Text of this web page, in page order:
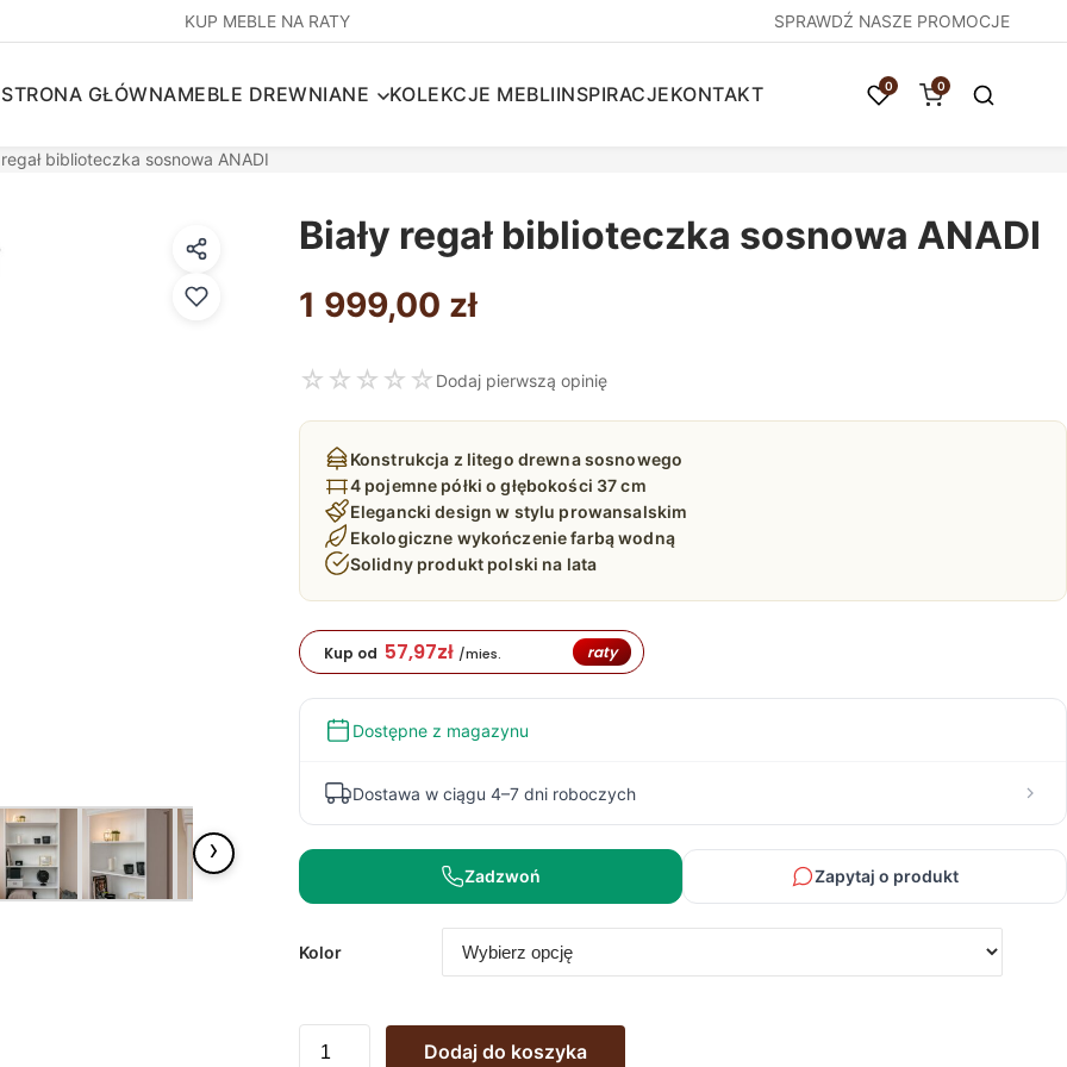
KUP MEBLE NA RATY SPRAWDŹ NASZE PROMOCJE
STRONA GŁÓWNAMEBLE DREWNIANE KOLEKCJE MEBLIINSPIRACJEKONTAKT 0 0
biblioteczka sosnowa ANADI
›
Biały regał biblioteczka sosnowa ANADI
1 999,00 zł
☆ ☆ ☆ ☆ ☆ Dodaj pierwszą opinię
Konstrukcja z litego drewna sosnowego
4 pojemne półki o głębokości 37 cm
Elegancki design w stylu prowansalskim
Ekologiczne wykończenie farbą wodną
Solidny produkt polski na lata
Kup od 57,97zł /mies. raty
Dostępne z magazynu
Dostawa w ciągu 4–7 dni roboczych
Zadzwoń Zapytaj o produkt
Kolor
Dodaj do koszyka